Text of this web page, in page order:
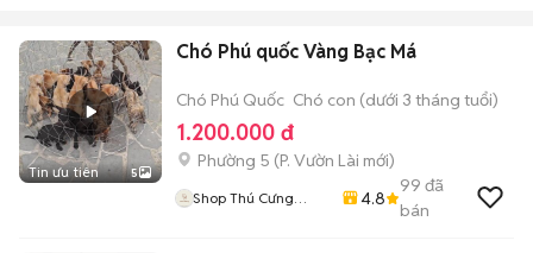
Tin ưu tiên 5
Chó Phú quốc Vàng Bạc Má
Chó Phú Quốc Chó con (dưới 3 tháng tuổi)
1.200.000 đ
Phường 5 (P. Vườn Lài mới)
Shop Thú Cưng
4.8
99 đã
bán